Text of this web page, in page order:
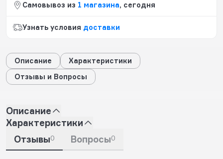
Самовывоз из 1 магазина, сегодня
Узнать условия доставки
Описание
Характеристики
Отзывы и Вопросы
Описание
Характеристики
Отзывы0 Вопросы0